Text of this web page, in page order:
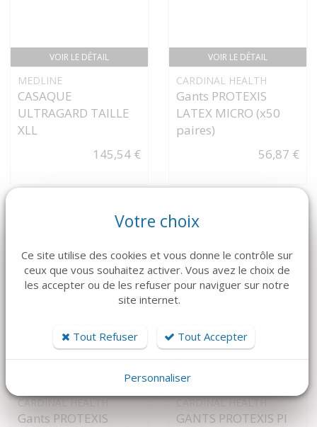
VOIR LE DÉTAIL
MEDLINE
CASAQUE
ULTRAGARD TAILLE
XLL
145,54 €
VOIR LE DÉTAIL
CARDINAL HEALTH
Gants PROTEXIS
LATEX MICRO (x50
paires)
56,87 €
CARDINAL HEALTH
Gants PROTEXIS
CARDINAL HEALTH
GANTS PROTEXIS PI
Votre choix
Ce site utilise des cookies et vous donne le contrôle sur
ceux que vous souhaitez activer. Vous avez le choix de
les accepter ou de les refuser pour naviguer sur notre
site internet.
Tout Refuser Tout Accepter
Personnaliser